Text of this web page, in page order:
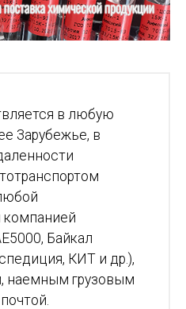
в любую
Зарубежье, в
компанией
Байкал
КИТ и др.),
наемным грузовым